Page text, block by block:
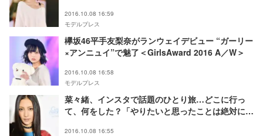
2016.10.08 16:59
モデルプレス
欅坂46平手友梨奈がランウェイデビュー “ガーリー
×アンニュイ”で魅了＜GirlsAward 2016 A／W＞
2016.10.08 16:58
モデルプレス
菜々緒、インスタで話題のひとり旅…どこに行っ
て、何をした？「やりたいと思ったことは絶対にチ
2016.10.08 16:55